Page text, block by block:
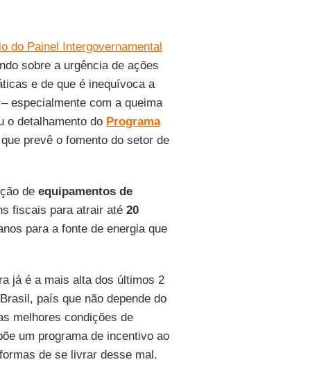
do Painel Intergovernamental
sobre a urgência de ações
e de que é inequívoca a
especialmente com a queima
o detalhamento do Programa
prevê o fomento do setor de
de equipamentos de
fiscais para atrair até 20
para a fonte de energia que
já é a mais alta dos últimos 2
país que não depende do
melhores condições de
um programa de incentivo ao
de se livrar desse mal.